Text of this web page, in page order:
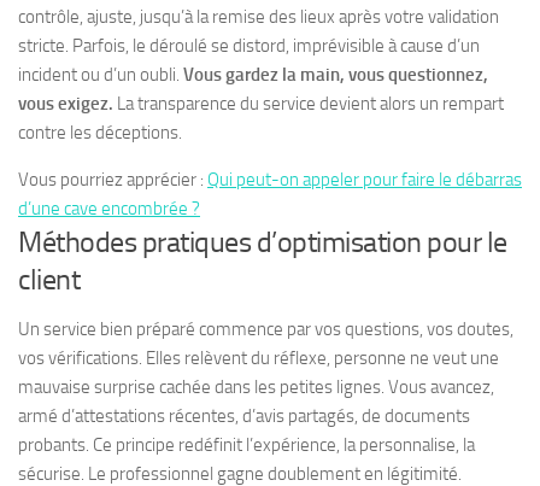
contrôle, ajuste, jusqu’à la remise des lieux après votre validation
stricte. Parfois, le déroulé se distord, imprévisible à cause d’un
incident ou d’un oubli. Vous gardez la main, vous questionnez,
vous exigez. La transparence du service devient alors un rempart
contre les déceptions.
Vous pourriez apprécier : Qui peut-on appeler pour faire le débarras
d’une cave encombrée ?
Méthodes pratiques d’optimisation pour le
client
Un service bien préparé commence par vos questions, vos doutes,
vos vérifications. Elles relèvent du réflexe, personne ne veut une
mauvaise surprise cachée dans les petites lignes. Vous avancez,
armé d’attestations récentes, d’avis partagés, de documents
probants. Ce principe redéfinit l’expérience, la personnalise, la
sécurise. Le professionnel gagne doublement en légitimité.